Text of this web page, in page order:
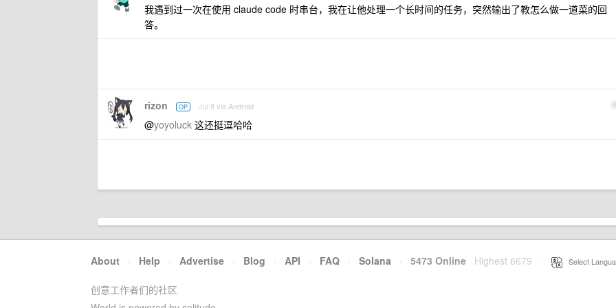
我遇到过一次在使用 claude code 时串台，我在让他处理一个长时间的任务，突然输出了教怎么做一道菜的回
答。
6
rizon OP Jul 8 via Android
@yoyoluck 这还挺逗哈哈
About · Help · Advertise · Blog · API · FAQ · Solana · 5473 Online Highest 6679 Select
创意工作者们的社区